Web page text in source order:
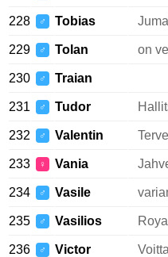
228 ♂ Tobias
229 ♂ Tolan on
230 ♂ Traian
231 ♂ Tudor
232 ♂ Valentin Terve
233 ♀ Vania
234 ♂ Vasile
235 ♂ Vasilios
236 ♂ Victor